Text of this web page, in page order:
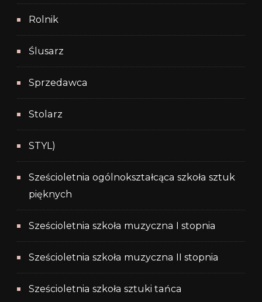
Rolnik
Ślusarz
Sprzedawca
Stolarz
STYL)
Sześcioletnia ogólnokształcąca szkoła sztuk
pięknych
Sześcioletnia szkoła muzyczna I stopnia
Sześcioletnia szkoła muzyczna II stopnia
Sześcioletnia szkoła sztuki tańca